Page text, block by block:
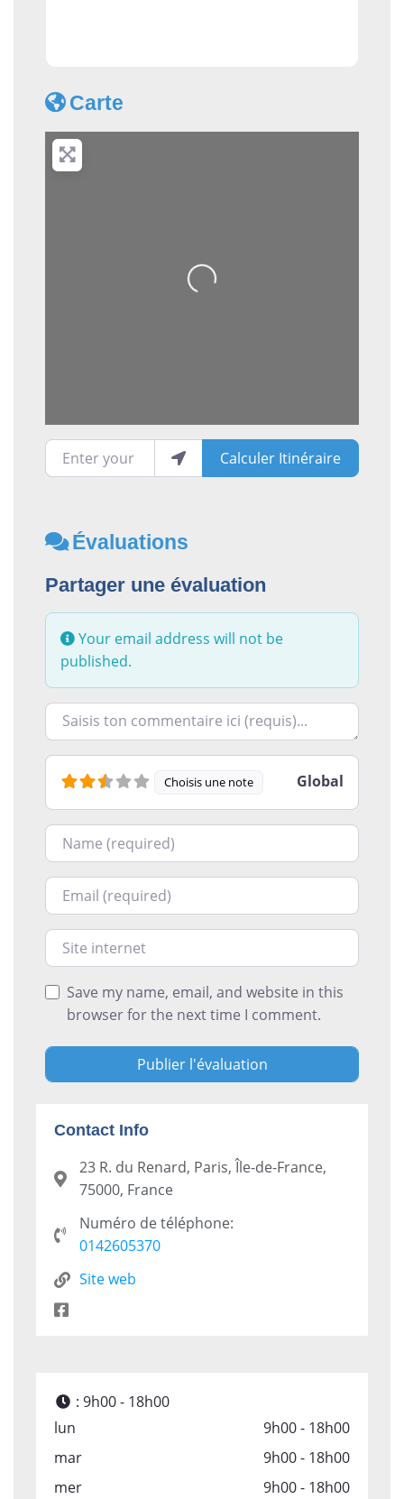
Carte
Loading...
Enter your location Calculer Itinéraire
Évaluations
Partager une évaluation
Your email address will not be
published.
Racontez-nous ce que vous avez le plus et le
Choisis une note Global
Nom
Courriel
Site internet
Save my name, email, and website in this
browser for the next time I comment.
Contact Info
23 R. du Renard, Paris, Île-de-France,
75000, France
Numéro de téléphone:
0142605370
Site web
: 9h00 - 18h00
lun
9h00 - 18h00
mar
9h00 - 18h00
mer
9h00 - 18h00